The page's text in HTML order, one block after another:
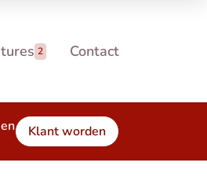
2 Contact
Klant worden